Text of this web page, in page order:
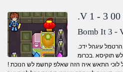
Bomb It 3 -
.הכרדב הרקנש המ לכ תא ץיצפהל ,הרטמל עיגהל ידכ
תוקיסא .בכרומ
לוכי התאש איה הזה שאלפ קחשמ לש הנוכת !